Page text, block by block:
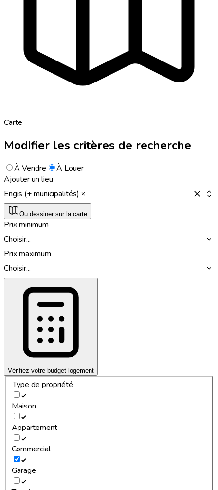
Carte
Modifier les critères de recherche
À Vendre
À Louer
Ajouter un lieu
Engis (+ municipalités)
Ou dessiner sur la carte
Prix minimum
Choisir...
Prix maximum
Choisir...
Vérifiez votre budget logement
Type de propriété
Maison
Appartement
Commercial
Garage